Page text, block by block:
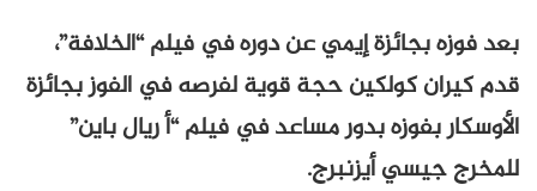
بعد فوزه بجائزة إيمي عن دوره في فيلم “الخلافة”،
قدم كيران كولكين حجة قوية لفرصه في الفوز بجائزة
الأوسكار بفوزه بدور مساعد في فيلم “أ ريال باين”
للمخرج جيسي أيزنبرج.